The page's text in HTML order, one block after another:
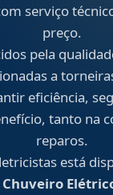
serviço
preço.
pela
a
eficiência,
tanto na
reparos.
está